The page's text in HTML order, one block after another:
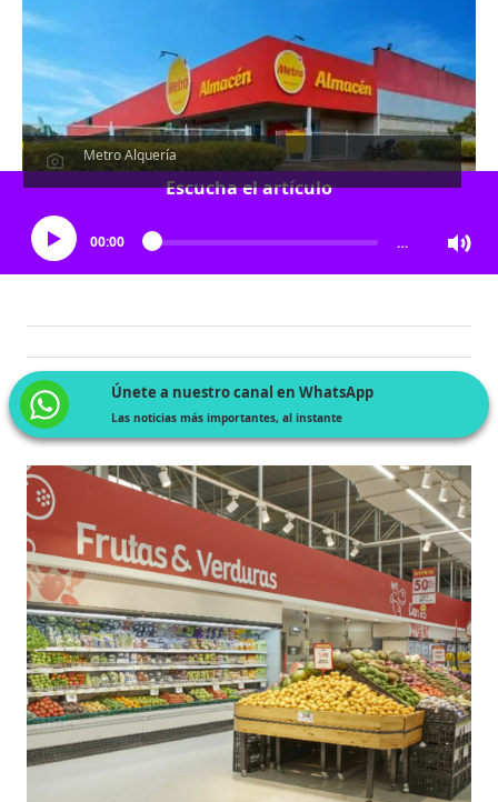
Metro Alquería
Escucha el artículo
00:00 …
Únete a nuestro canal en WhatsApp
Las noticias más importantes, al instante